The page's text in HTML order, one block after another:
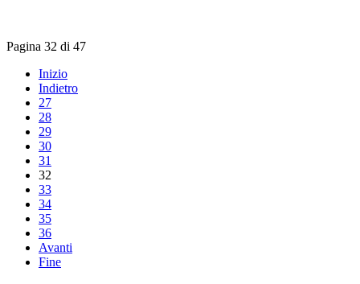
Pagina 32 di 47
Inizio
Indietro
27
28
29
30
31
32
33
34
35
36
Avanti
Fine